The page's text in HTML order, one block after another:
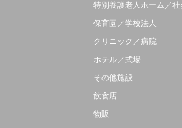
特別養護老人ホーム／
保育園／学校法人
クリニック／病院
ホテル／式場
その他施設
飲食店
物販